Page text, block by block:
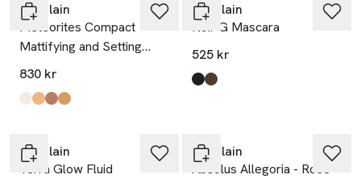
Guerlain
Météorites Compact
Mattifying and Setting
Pressed Powder
830 kr
Produkten finns i färgerna:
Pearly White
Rose,
Amber,
Warm,
Guerlain
Noir G Mascara
525 kr
Produkten finns i färgerna:
Black
Brown
Guerlain
Terra Glow Fluid
Guerlain
Absolus Allegoria - Rose